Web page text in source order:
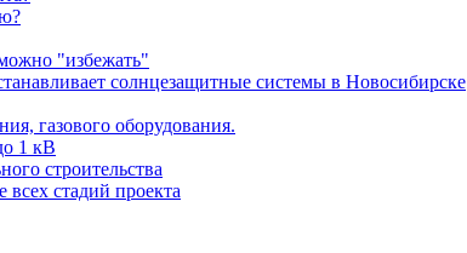
"избежать"
солнцезащитные системы в Новосибирске
газового оборудования.
1 кВ
строительства
стадий проекта